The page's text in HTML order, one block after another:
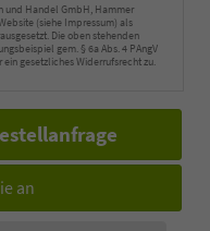
und Handel GmbH, Hammer
(siehe Impressum) als
Die oben stehenden
gem. § 6a Abs. 4 PAngV
gesetzliches Widerrufsrecht zu.
an